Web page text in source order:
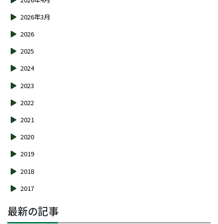
2026年3月
2026
2025
2024
2023
2022
2021
2020
2019
2018
2017
最新の記事